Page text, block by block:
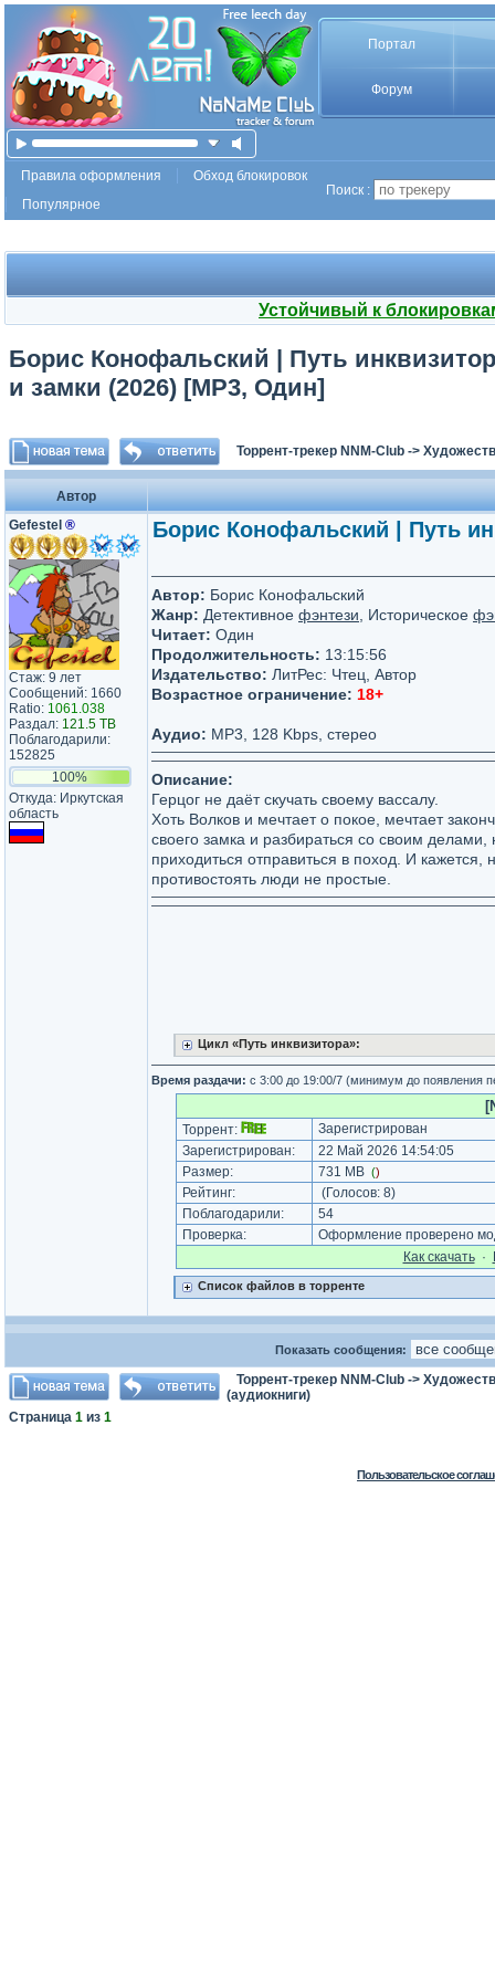
Портал
Форум
Правила оформления
Обход блокировок
Популярное
Поиск :
Устойчивый к
Борис Конофальский | Путь
и замки (2026) [MP3, Один]
Торрент-трекер NNM-Club ->
Автор
Gefestel ®
Стаж: 9 лет
Сообщений: 1660
Ratio: 1061.038
Раздал: 121.5 TB
Поблагодарили:
152825
100%
Откуда: Иркутская
область
Борис Конофальский | Путь
Автор: Борис Конофальский
Жанр: Детективное фэнтези , Историческое
Читает: Один
Продолжительность: 13:15:56
Издательство: ЛитРес: Чтец, Автор
Возрастное ограничение: 18+
Аудио: MP3, 128 Kbps, стерео
Описание:
Герцог не даёт скучать своему вассалу.
Хоть Волков и мечтает о покое, мечтает
своего замка и разбираться со своим делами,
приходиться отправиться в поход. И кажется,
противостоять люди не простые.
Цикл «Путь инквизитора»:
Время раздачи: с 3:00 до 19:00/7 (минимум до появления
Торрент:
Зарегистрирован
Зарегистрирован:
22 Май 2026 14:54:05
Размер:
731 MB ()
Рейтинг: (Голосов: 8)
Поблагодарили:
54
Проверка:
Оформление проверено
Как cкачать·
Список файлов в торренте
Показать сообщения:
Торрент-трекер NNM-Club ->
(аудиокниги)
Страница 1 из 1
Пользовательское